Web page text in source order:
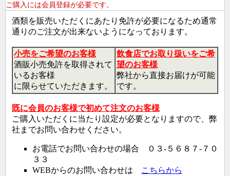
ご購入には会員登録が必要です。